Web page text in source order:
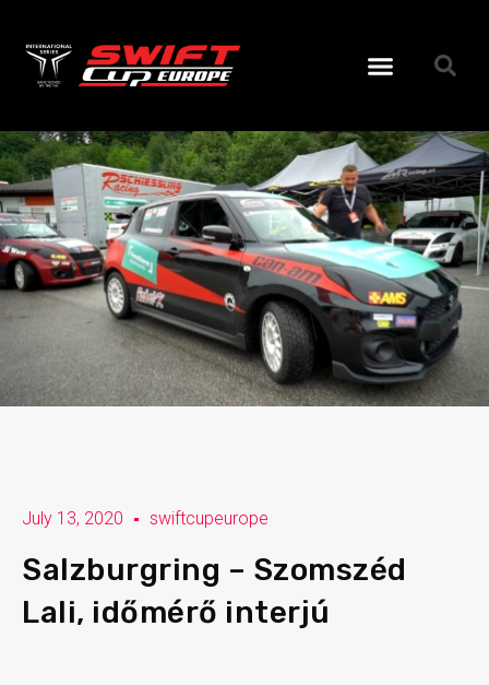
July 13, 2020 swiftcupeurope
Salzburgring – Szomszéd
Lali, időmérő interjú